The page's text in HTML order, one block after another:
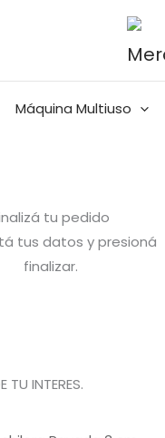
Máquina Multiuso
tu pedido
tus datos y presioná
finalizar.
INTERES.